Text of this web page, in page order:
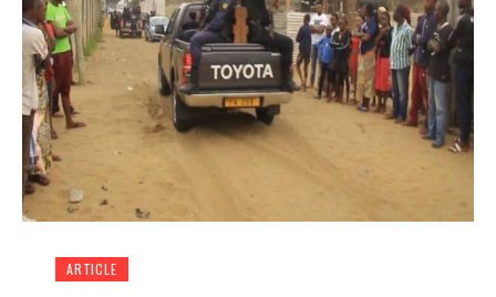
ARTICLE